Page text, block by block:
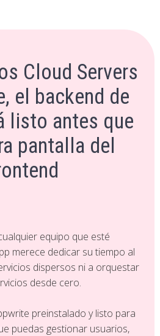
Cloud Servers
el backend de
listo antes que
pantalla del
equipo que esté
merece dedicar su tiempo al
dispersos ni a orquestar
desde cero.
preinstalado y listo para
puedas gestionar usuarios,